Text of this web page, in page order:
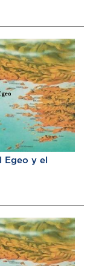
Egeo y el